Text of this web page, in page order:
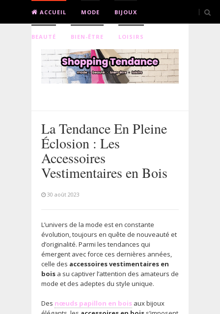
ACCUEIL MODE BIJOUX
BEAUTÉ BIEN-ÊTRE LOISIRS
La Tendance En Pleine
Éclosion : Les
Accessoires
Vestimentaires en Bois
30 août 2023
L’univers de la mode est en constante
évolution, toujours en quête de nouveauté et
d’originalité. Parmi les tendances qui
émergent avec force ces dernières années,
celle des accessoires vestimentaires en
bois a su captiver l’attention des amateurs de
mode et des adeptes du style unique.
Des nœuds papillon en bois aux bijoux